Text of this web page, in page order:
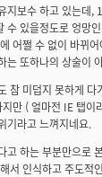
지보수 하고 있는데
수 있을정도로 엉망
어쩔 수 없이 바뀌
는 또하나의 상술이
참 미덥지 못하게 다
만 ( 얼마전 IE 탭
기라고 느껴지네요.
고 하는 부분만으로
서 인식하고 주도적